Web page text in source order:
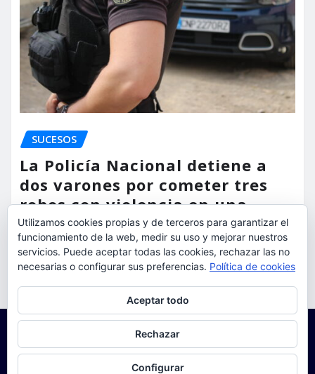
SUCESOS
La Policía Nacional detiene a
dos varones por cometer tres
robos con violencia en una
misma mañana
torrent al dia Ago 7, 2026
Utilizamos cookies propias y de terceros para garantizar el
funcionamiento de la web, medir su uso y mejorar nuestros
servicios. Puede aceptar todas las cookies, rechazar las no
necesarias o configurar sus preferencias. Política de cookies
Aceptar todo
Rechazar
Configurar
Para obtener más información, incluido cómo gestionar las cookies,